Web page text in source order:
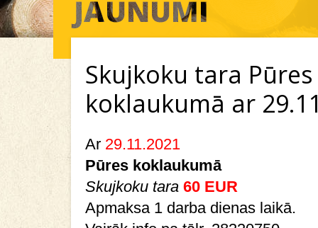
Skujkoku tara Pūres
koklaukumā ar
Ar 29.11.2021
Pūres koklaukumā
Skujkoku tara 60 EUR
Apmaksa 1 darba dienas laikā.